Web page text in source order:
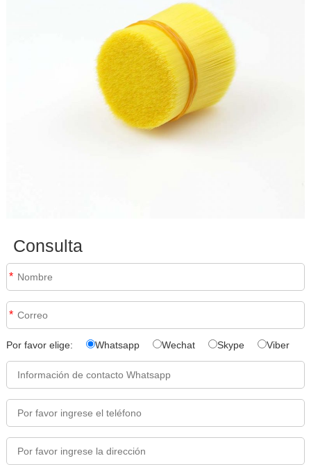
Consulta
*
*
Por favor elige: Whatsapp Wechat Skype Viber